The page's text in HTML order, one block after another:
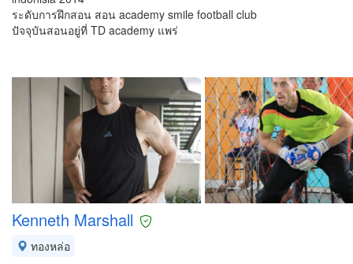
ระดับการฝึกสอน สอน academy smile football club
ปัจจุบันสอนอยู่ที่ TD academy แพร่
Kenneth Marshall
ทองหล่อ